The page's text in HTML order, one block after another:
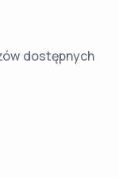
dostępnych